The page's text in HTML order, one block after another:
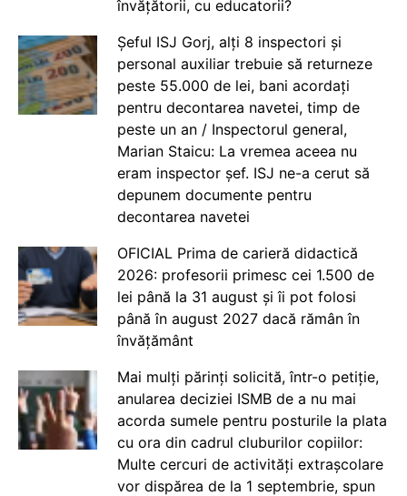
învățătorii, cu educatorii?
Șeful ISJ Gorj, alți 8 inspectori și
personal auxiliar trebuie să returneze
peste 55.000 de lei, bani acordați
pentru decontarea navetei, timp de
peste un an / Inspectorul general,
Marian Staicu: La vremea aceea nu
eram inspector șef. ISJ ne-a cerut să
depunem documente pentru
decontarea navetei
OFICIAL Prima de carieră didactică
2026: profesorii primesc cei 1.500 de
lei până la 31 august și îi pot folosi
până în august 2027 dacă rămân în
învățământ
Mai mulți părinți solicită, într-o petiție,
anularea deciziei ISMB de a nu mai
acorda sumele pentru posturile la plata
cu ora din cadrul cluburilor copiilor:
Multe cercuri de activități extrașcolare
vor dispărea de la 1 septembrie, spun